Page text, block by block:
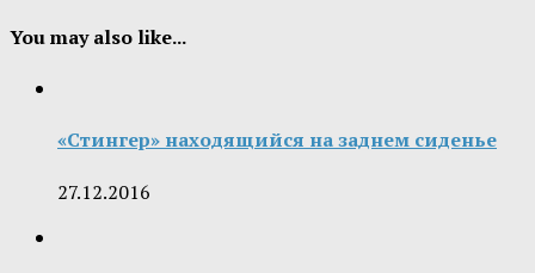
You may also like...
«Стингер» находящийся на заднем сиденье
27.12.2016